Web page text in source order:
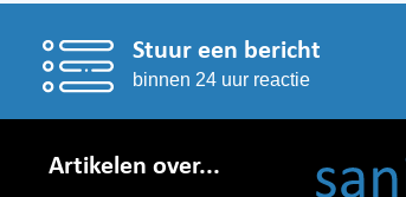
Stuur een bericht
binnen 24 uur reactie
Artikelen over...